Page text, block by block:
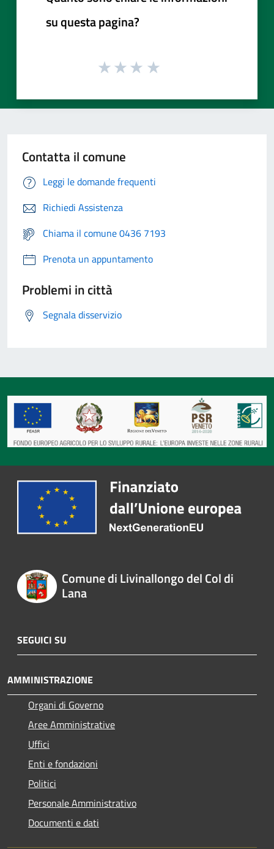
su questa pagina?
Contatta il comune
Leggi le domande frequenti
Richiedi Assistenza
Chiama il comune 0436 7193
Prenota un appuntamento
Problemi in città
Segnala disservizio
Comune di Livinallongo del Col di
Lana
SEGUICI SU
AMMINISTRAZIONE
Organi di Governo
Aree Amministrative
Uffici
Enti e fondazioni
Politici
Personale Amministrativo
Documenti e dati